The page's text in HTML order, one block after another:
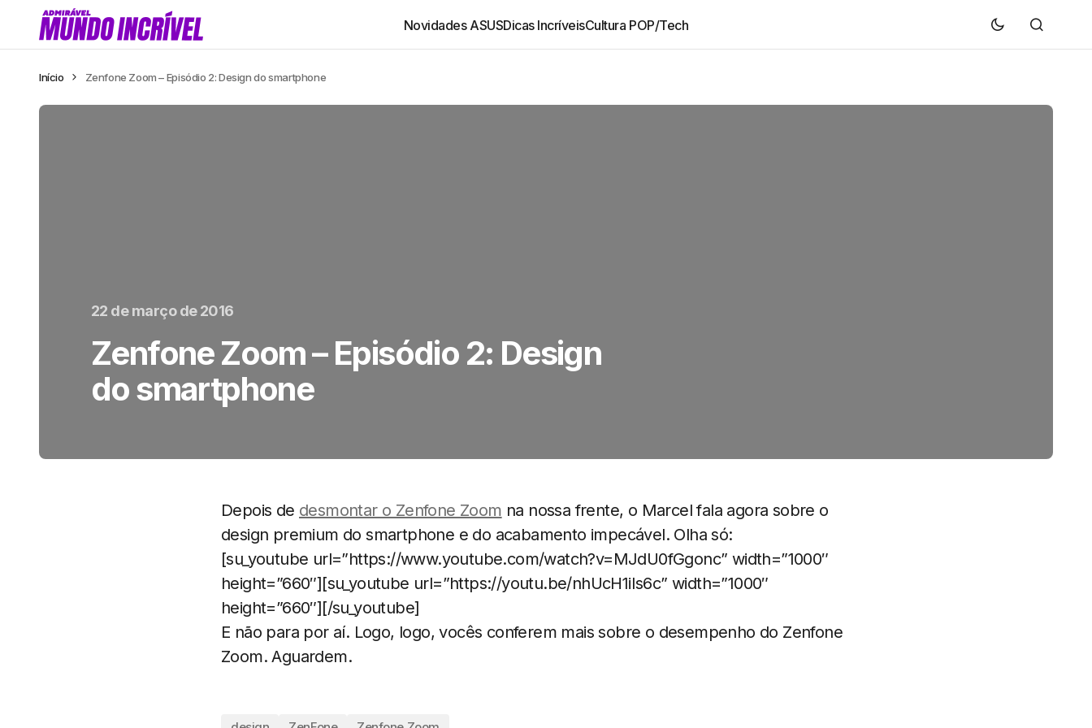
Novidades ASUSDicas IncríveisCultura POP/Tech
Início Zenfone Zoom – Episódio 2: Design do smartphone
22 de março de 2016
Zenfone Zoom – Episódio 2: Design
do smartphone
Depois de desmontar o Zenfone Zoom na nossa frente, o Marcel fala agora sobre o
design premium do smartphone e do acabamento impecável. Olha só:
[su_youtube url=”https://www.youtube.com/watch?v=MJdU0fGgonc” width=”1000″
height=”660″][su_youtube url=”https://youtu.be/nhUcH1iIs6c” width=”1000″
height=”660″][/su_youtube]
E não para por aí. Logo, logo, vocês conferem mais sobre o desempenho do Zenfone
Zoom. Aguardem.